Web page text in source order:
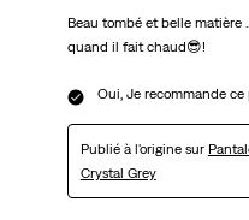
Beau tombé et belle matière
quand il fait chaud😎!
Oui, Je recommande ce
Publié à l'origine sur
Crystal Grey